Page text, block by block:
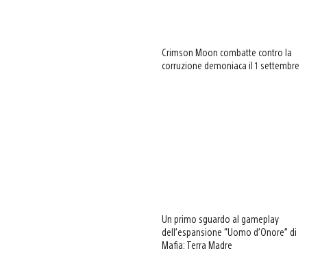
Crimson Moon combatte contro la
corruzione demoniaca il 1 settembre
Un primo sguardo al gameplay
dell’espansione “Uomo d’Onore” di
Mafia: Terra Madre